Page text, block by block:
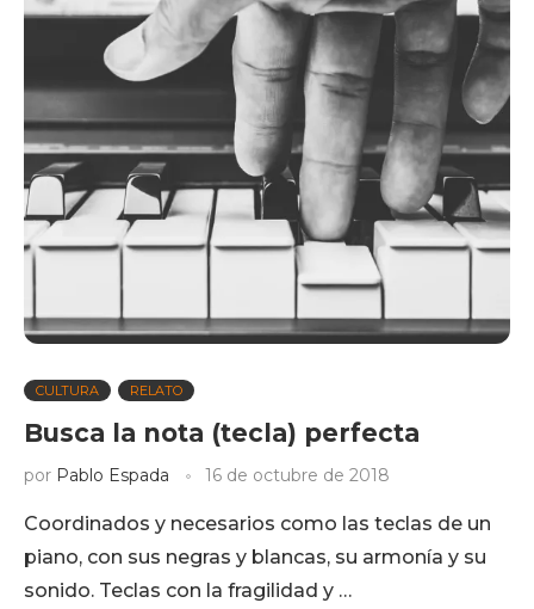
CULTURA RELATO
Busca la nota (tecla) perfecta
por Pablo Espada 16 de octubre de 2018
Coordinados y necesarios como las teclas de un
piano, con sus negras y blancas, su armonía y su
sonido. Teclas con la fragilidad y …